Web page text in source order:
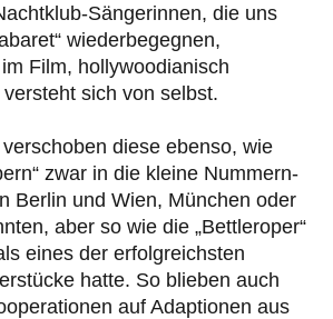
Sängerinnen, die uns
wiederbegegnen,
Film, hollywoodianisch
sich von selbst.
diese ebenso, wie
zwar in die kleine Nummern-
Berlin und Wien, München oder
aber so wie die „Bettleroper“
eines der erfolgreichsten
hatte. So blieben auch
auf Adaptionen aus